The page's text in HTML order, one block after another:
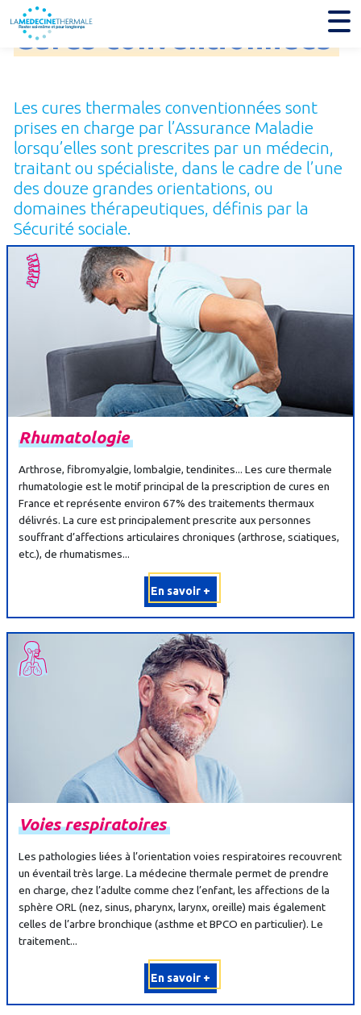
Cures conventionnées
Les cures thermales conventionnées sont
prises en charge par l’Assurance Maladie
lorsqu’elles sont prescrites par un médecin,
traitant ou spécialiste, dans le cadre de l’une
des douze grandes orientations, ou
domaines thérapeutiques, définis par la
Sécurité sociale.
Rhumatologie
Arthrose, fibromyalgie, lombalgie, tendinites... Les cure thermale
rhumatologie est le motif principal de la prescription de cures en
France et représente environ 67% des traitements thermaux
délivrés. La cure est principalement prescrite aux personnes
souffrant d’affections articulaires chroniques (arthrose, sciatiques,
etc.), de rhumatismes...
En savoir +
Voiesrespiratoires
Les pathologies liées à l’orientation voies respiratoires recouvrent
un éventail très large. La médecine thermale permet de prendre
en charge, chez l’adulte comme chez l’enfant, les affections de la
sphère ORL (nez, sinus, pharynx, larynx, oreille) mais également
celles de l’arbre bronchique (asthme et BPCO en particulier). Le
traitement...
En savoir +